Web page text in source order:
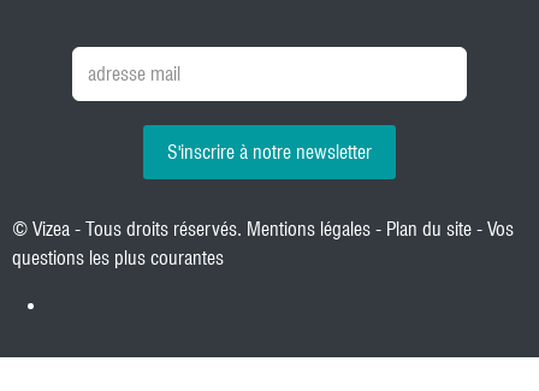
S'inscrire à notre newsletter
© Vizea - Tous droits réservés. Mentions légales - Plan du site - Vos
questions les plus courantes